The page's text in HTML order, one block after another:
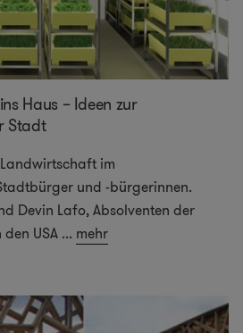
Haus – Ideen zur
Stadt
im
und -bürgerinnen.
Devin Lafo, Absolventen der
USA ... mehr